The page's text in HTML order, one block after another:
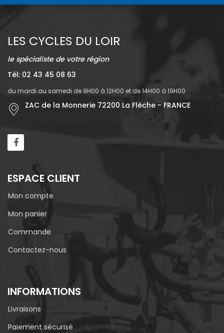
LES CYCLES DU LOIR
le spécialiste de votre région
Tél: 02 43 45 08 63
du mardi au samedi de 9H00 à 12H00 et de 14H00 à 19H00
ZAC de la Monnerie 72200 La Flèche - FRANCE
ESPACE CLIENT
Mon compte
Mon panier
Commande
Contactez-nous
INFORMATIONS
Livraisons
Paiement sécurisé